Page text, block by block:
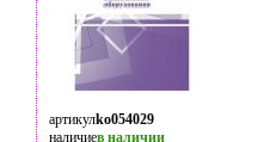
артикулko054029
наличиев наличии